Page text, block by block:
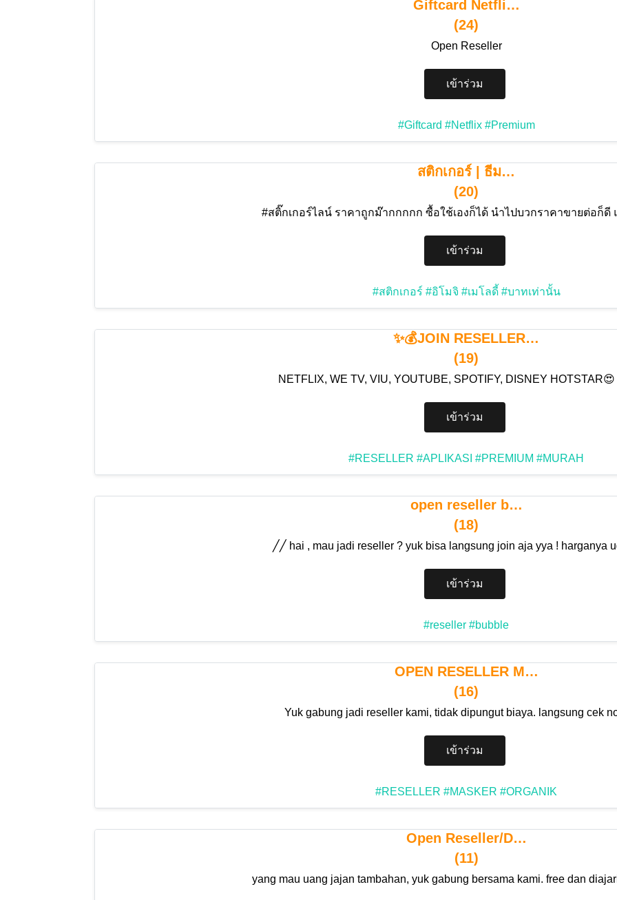
Giftcard Netfli…
(24)
Open Reseller
เข้าร่วม
#Giftcard #Netflix #Premium
สติกเกอร์ | ธีม…
(20)
#สติ๊กเกอร์ไลน์ ราคาถูกม๊ากกกกก ซื้อใช้เองก็ได้ นำไปบวกราคาขายต่อก็
เข้าร่วม
#สติกเกอร์ #อิโมจิ #เมโลดี้ #บาทเท่านั้น
✨💰JOIN RESELLER…
(19)
NETFLIX, WE TV, VIU, YOUTUBE, SPOTIFY, DISNEY HOTSTAR😍
เข้าร่วม
#RESELLER #APLIKASI #PREMIUM #MURAH
open reseller b…
(18)
╱︎╱︎ hai , mau jadi reseller ? yuk bisa langsung join aja yya ! harganya
เข้าร่วม
#reseller #bubble
OPEN RESELLER M…
(16)
Yuk gabung jadi reseller kami, tidak dipungut biaya. langsung cek
เข้าร่วม
#RESELLER #MASKER #ORGANIK
Open Reseller/D…
(11)
yang mau uang jajan tambahan, yuk gabung bersama kami. free dan